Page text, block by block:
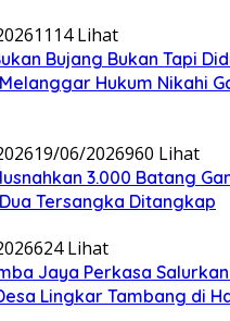
1114 Lihat
Bujang Bukan Tapi
Hukum Nikahi
19/06/2026960 Lihat
3.000 Batang
Tersangka Ditangkap
624 Lihat
Jaya Perkasa
Lingkar Tambang di